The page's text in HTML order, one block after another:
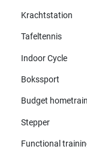
Krachtstation
Tafeltennis
Indoor Cycle
Bokssport
Budget
Stepper
Functional